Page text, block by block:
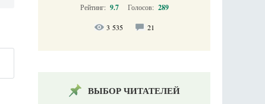
Рейтинг: 9.7 Голосов: 289
3 535 21
ВЫБОР ЧИТАТЕЛЕЙ